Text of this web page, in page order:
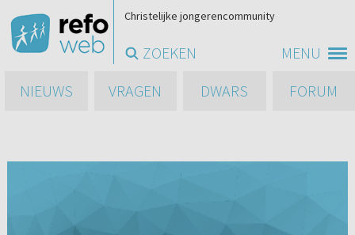
MENU
Christelijke jongerencommunity
ZOEKEN
NIEUWS
VRAGEN DWARS FORUM